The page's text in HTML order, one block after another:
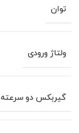
توان
ولتاژ ورودی
گیربکس دو سرعته